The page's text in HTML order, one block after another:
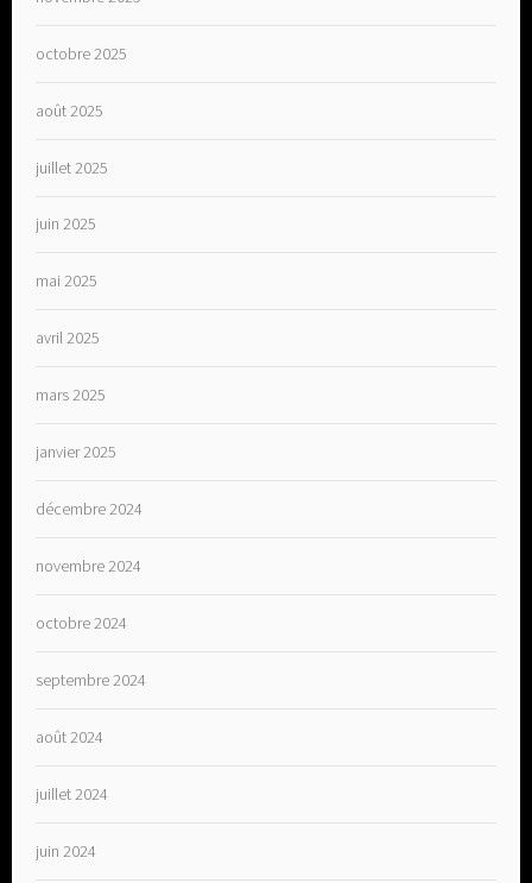
octobre 2025
août 2025
juillet 2025
juin 2025
mai 2025
avril 2025
mars 2025
janvier 2025
décembre 2024
novembre 2024
octobre 2024
septembre 2024
août 2024
juillet 2024
juin 2024